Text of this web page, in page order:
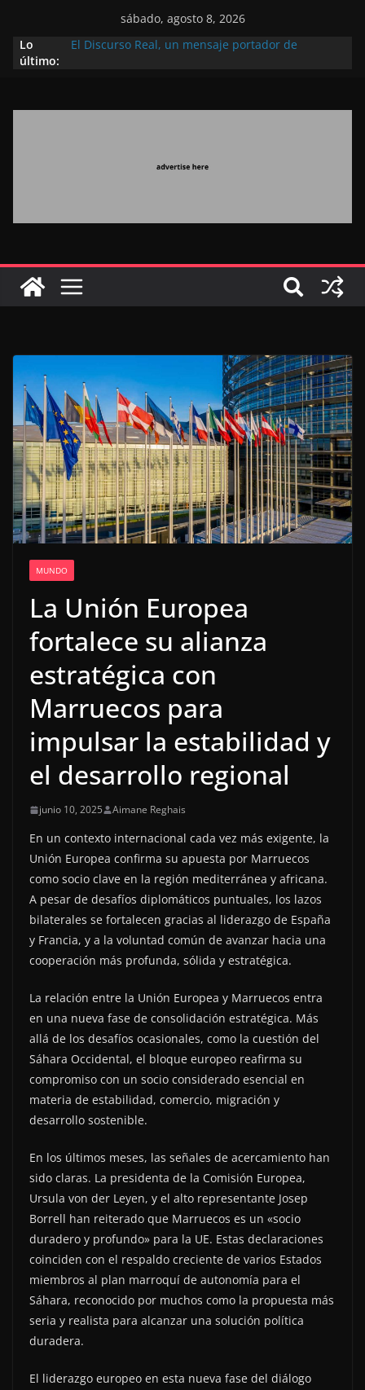
sábado, agosto 8, 2026
Lo
último:
El Discurso Real, un mensaje portador de
Extranjero: al servicio de los grandes proyectos de
Marruecos gracias a una visión estratégica
destinada a consolidar la posición de Marruecos
en una economía mundial competitiva (politólogo
marroquí-estadounidense)
MUNDO
La Unión Europea
fortalece su alianza
estratégica con
Marruecos para
impulsar la estabilidad y
el desarrollo regional
junio 10, 2025 Aimane Reghais
En un contexto internacional cada vez más exigente, la
Unión Europea confirma su apuesta por Marruecos
como socio clave en la región mediterránea y africana.
A pesar de desafíos diplomáticos puntuales, los lazos
bilaterales se fortalecen gracias al liderazgo de España
y Francia, y a la voluntad común de avanzar hacia una
cooperación más profunda, sólida y estratégica.
La relación entre la Unión Europea y Marruecos entra
en una nueva fase de consolidación estratégica. Más
allá de los desafíos ocasionales, como la cuestión del
Sáhara Occidental, el bloque europeo reafirma su
compromiso con un socio considerado esencial en
materia de estabilidad, comercio, migración y
desarrollo sostenible.
En los últimos meses, las señales de acercamiento han
sido claras. La presidenta de la Comisión Europea,
Ursula von der Leyen, y el alto representante Josep
Borrell han reiterado que Marruecos es un «socio
duradero y profundo» para la UE. Estas declaraciones
coinciden con el respaldo creciente de varios Estados
miembros al plan marroquí de autonomía para el
Sáhara, reconocido por muchos como la propuesta más
seria y realista para alcanzar una solución política
duradera.
El liderazgo europeo en esta nueva fase del diálogo